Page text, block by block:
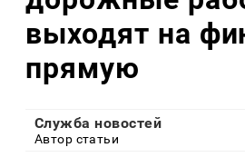
выходят на
прямую
Служба новостей
Автор статьи